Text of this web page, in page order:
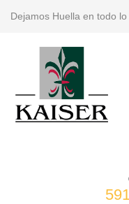
Dejamos Huella en todo